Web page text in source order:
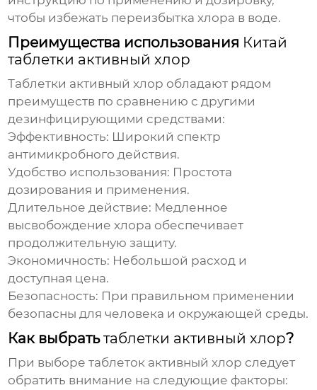
чтобы избежать переизбытка хлора в воде.
Преимущества использования Китай
таблетки активный хлор
Таблетки активный хлор обладают рядом
преимуществ по сравнению с другими
дезинфицирующими средствами:
Эффективность: Широкий спектр
антимикробного действия.
Удобство использования: Простота
дозирования и применения.
Длительное действие: Медленное
высвобождение хлора обеспечивает
продолжительную защиту.
Экономичность: Небольшой расход и
доступная цена.
Безопасность: При правильном применении
безопасны для человека и окружающей среды.
Как выбратьтаблетки активный хлор?
При выборетаблеток активный хлор следует
обратить внимание на следующие факторы: